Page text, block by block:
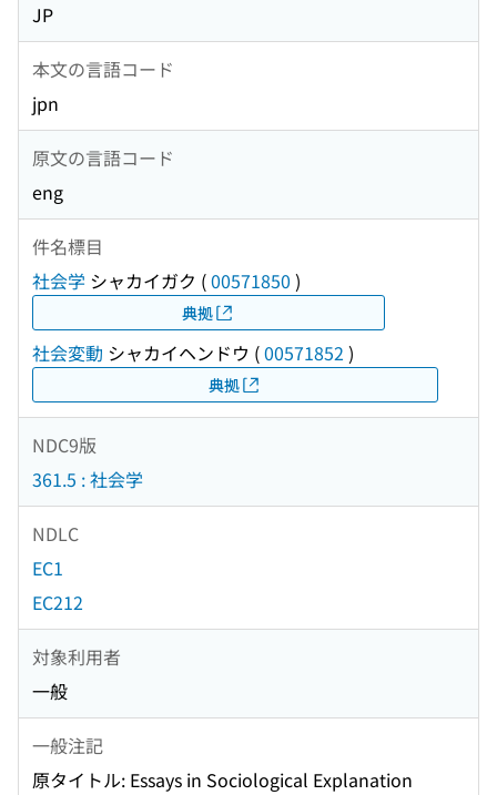
JP
本文の言語コード
jpn
原文の言語コード
eng
件名標目
社会学 シャカイガク (00571850 )
典拠
社会変動 シャカイヘンドウ (00571852 )
典拠
NDC9版
361.5 : 社会学
NDLC
EC1
EC212
対象利用者
一般
一般注記
原タイトル: Essays in Sociological Explanation